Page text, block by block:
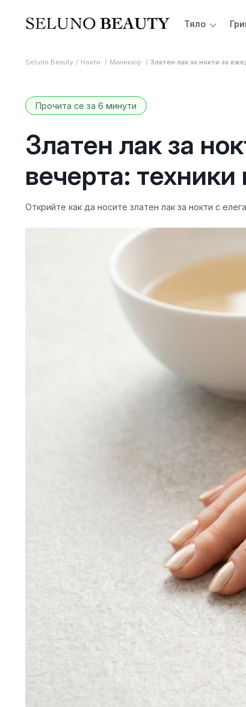
Тяло
Seluno Beauty Нокти Маникюр Златен лак за нокти за
Прочита се за 6 минути
Златен лак за
вечерта:
Открийте как да носите златен лак за нокти с